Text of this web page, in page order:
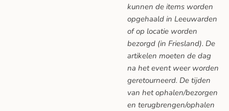
kunnen de items worden
opgehaald in Leeuwarden
of op locatie worden
bezorgd (in Friesland). De
artikelen moeten de dag
na het event weer worden
geretourneerd. De tijden
van het ophalen/bezorgen
en terugbrengen/ophalen